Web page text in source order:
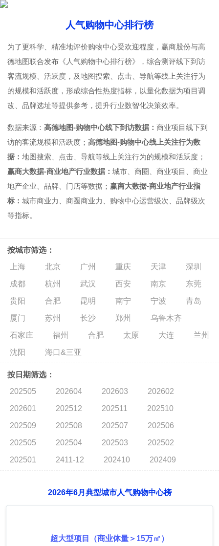
人气购物中心排行榜
为了更科学、精准地评价购物中心受欢迎程度，赢商股份与高
德地图联合发布《人气购物中心排行榜》，综合测评线下到访
客流规模、活跃度，及地图搜索、点击、导航等线上关注行为
的规模和活跃度，形成综合性热度指标，以量化数据为项目调
改、品牌选址等提供参考，提升行业数智化决策效率。
数据来源： 高德地图-购物中心线下到访数据： 商业项目线下到
访的客流规模和活跃度； 高德地图-购物中心线上关注行为数
据： 地图搜索、点击、导航等线上关注行为的规模和活跃度；
赢商大数据-商业地产行业数据： 城市、商圈、商业项目、商业
地产企业、品牌、门店等数据； 赢商大数据-商业地产行业指
标： 城市商业力、商圈商业力、购物中心运营级次、品牌级次
等指标。
按城市筛选：
上海
北京 广州 重庆 天津 深圳
成都 杭州 武汉 西安 南京 东莞
贵阳 合肥 昆明 南宁 宁波 青岛
厦门 苏州 长沙 郑州 乌鲁木齐
石家庄 福州 合肥 太原 大连 兰州
沈阳 海口&三亚
按日期筛选：
202505
202604 202603 202602
202601 202512 202511 202510
202509 202508 202507 202506
202505 202504 202503 202502
202501 2411-12 202410 202409
2026年6月典型城市人气购物中心榜
超大型项目（商业体量＞15万㎡）